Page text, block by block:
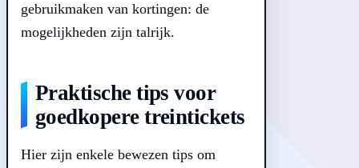
gebruikmaken van kortingen: de
mogelijkheden zijn talrijk.
Praktische tips voor
goedkopere treintickets
Hier zijn enkele bewezen tips om